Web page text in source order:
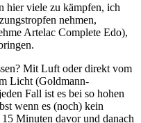
hier viele zu kämpfen, ich
nehmen,
Artelac Complete Edo),
Mit Luft oder direkt vom
Licht (Goldmann-
Fall ist es bei so hohen
wenn es (noch) kein
Minuten davor und danach